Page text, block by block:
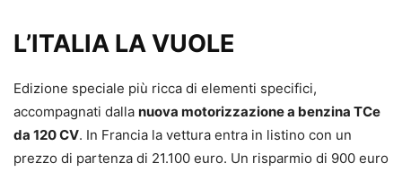
L’ITALIA LA VUOLE
Edizione speciale più ricca di elementi specifici,
accompagnati dalla nuova motorizzazione a benzina TCe
da 120 CV. In Francia la vettura entra in listino con un
prezzo di partenza di 21.100 euro. Un risparmio di 900 euro